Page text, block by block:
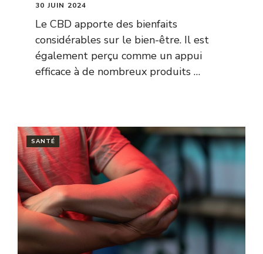
30 JUIN 2024
Le CBD apporte des bienfaits
considérables sur le bien-être. Il est
également perçu comme un appui
efficace à de nombreux produits …
SANTÉ